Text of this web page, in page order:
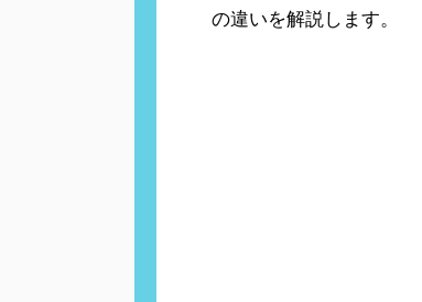
の違いを解説します。